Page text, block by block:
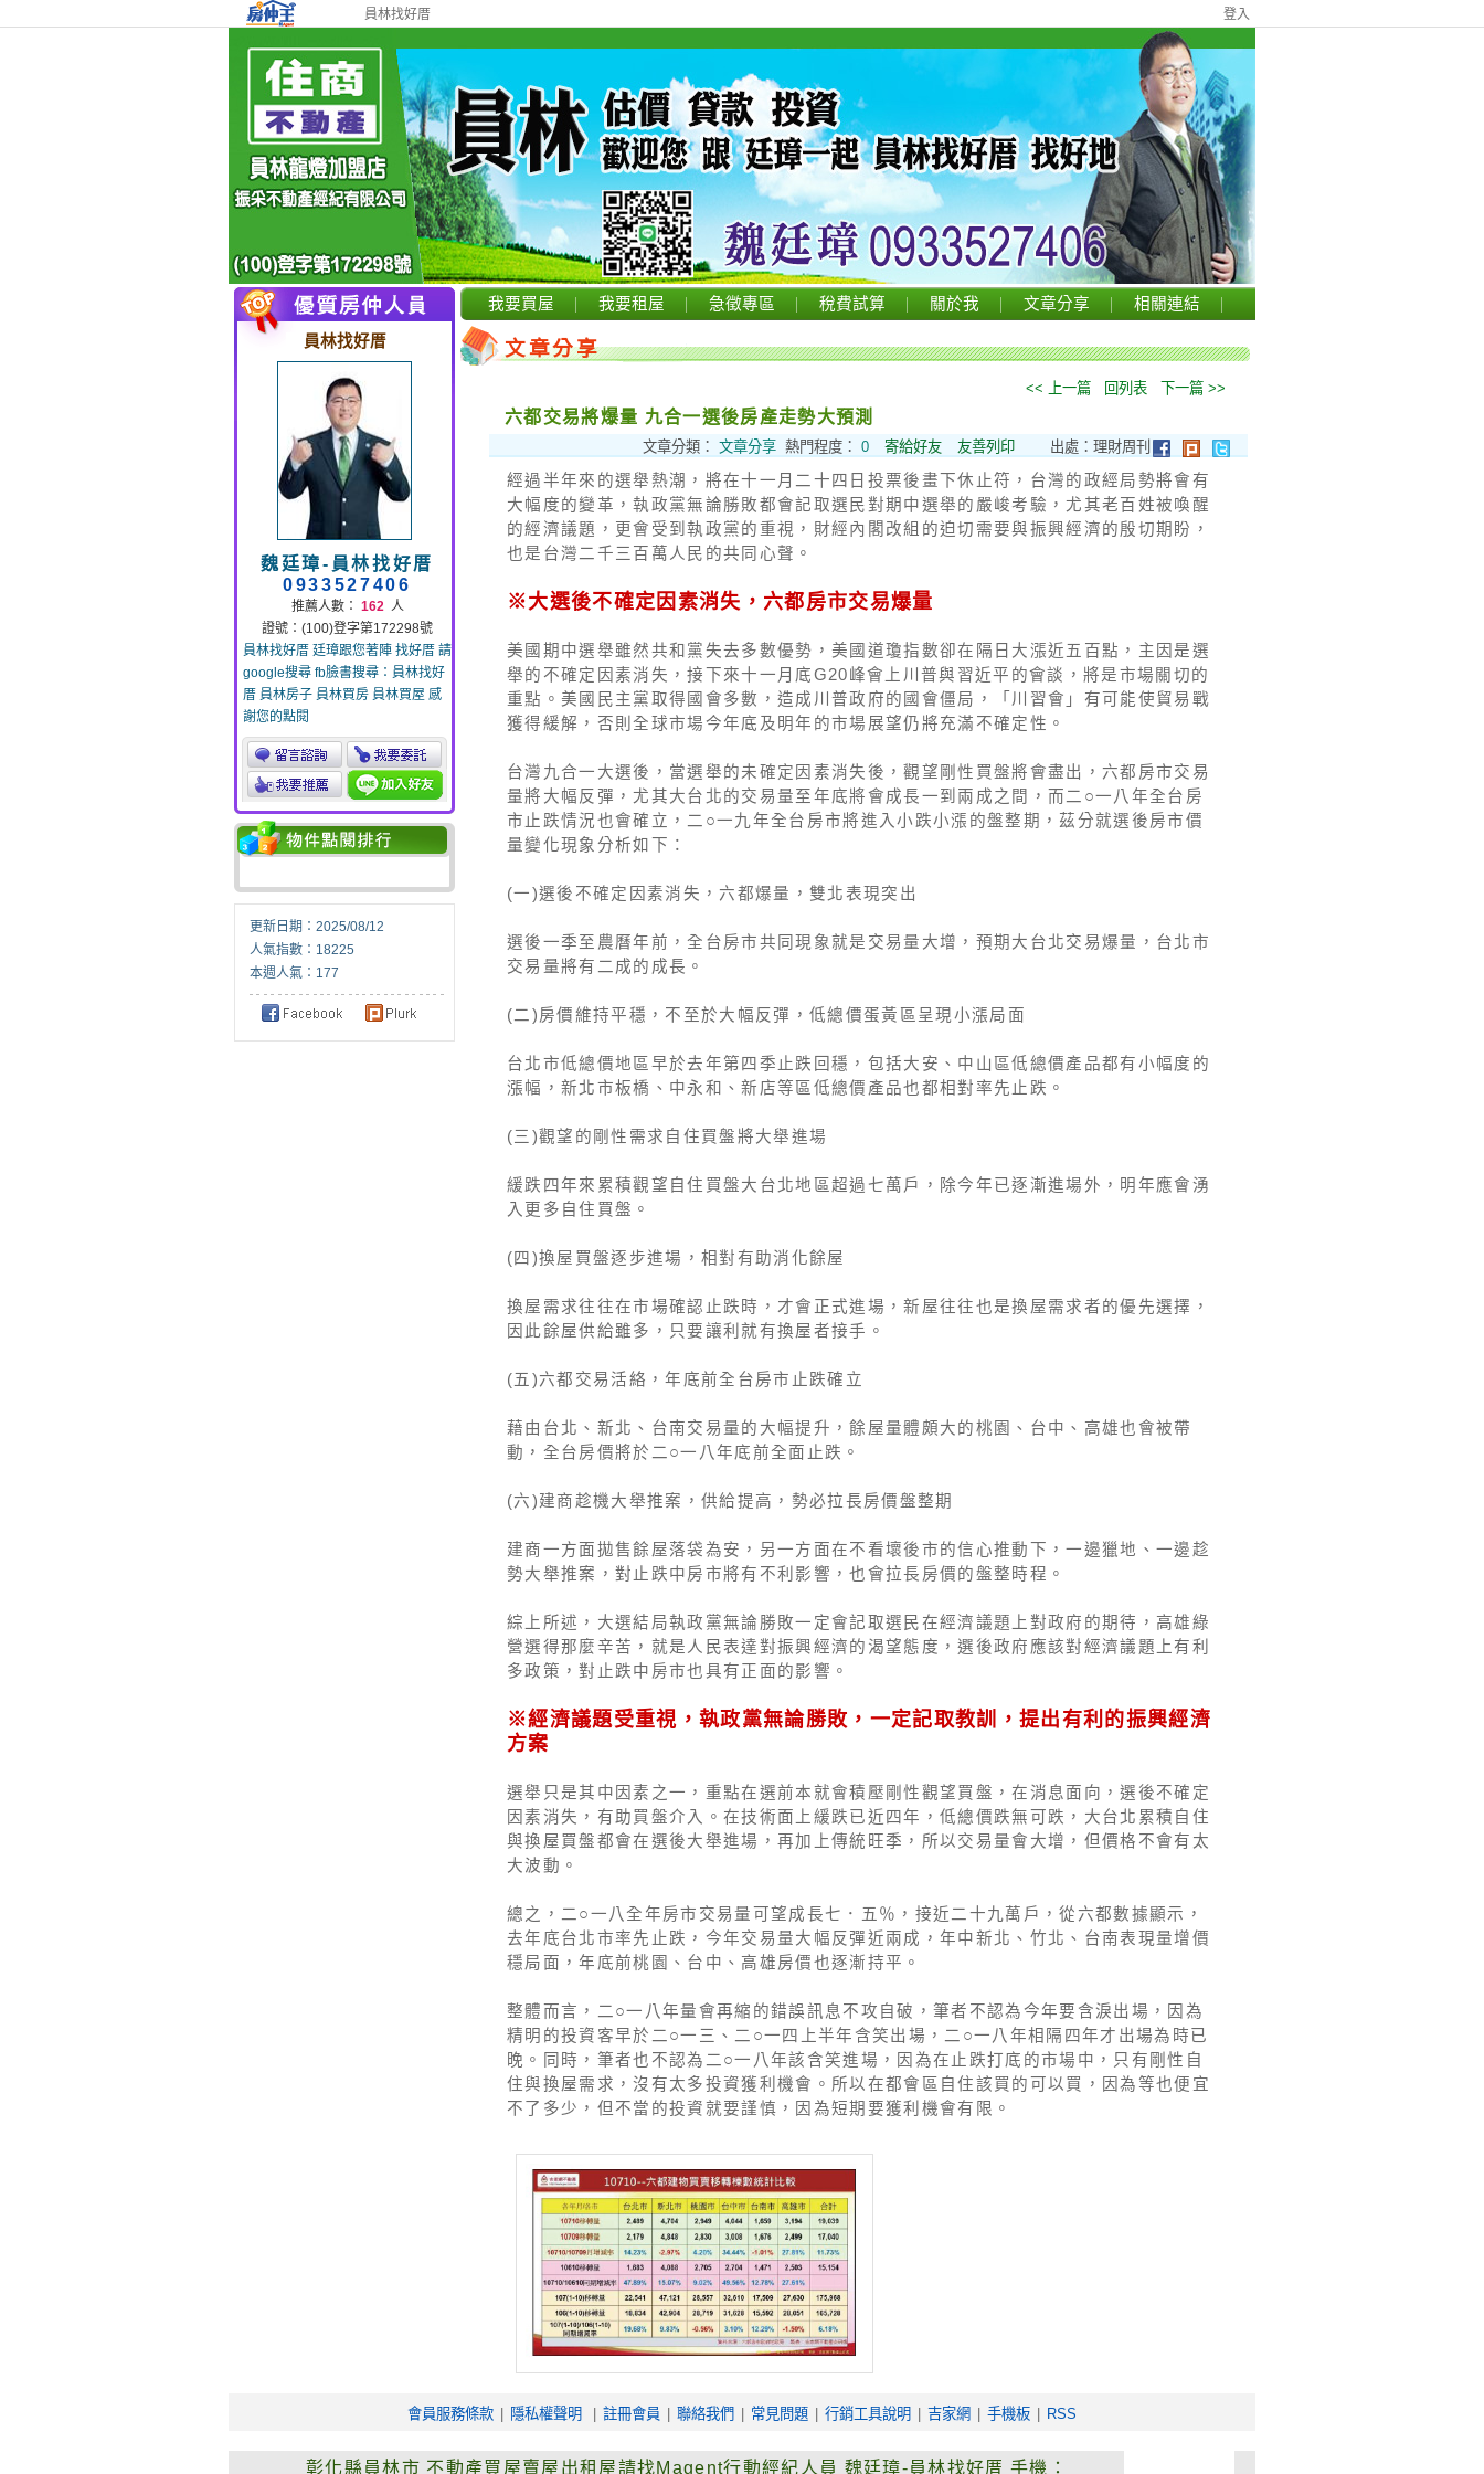
員林找好厝 登入
員林找好厝
魏廷璋-員林找好厝
0933527406
推薦人數： 162 人
證號：(100)登字第172298號
員林找好厝 廷璋跟您著陣 找好厝 請
google搜尋 fb臉書搜尋：員林找好
厝 員林房子 員林買房 員林買屋 感
謝您的點閱
更新日期：2025/08/12
人氣指數：18225
本週人氣：177
我要買屋 我要租屋 急徵專區 稅費試算 關於我 文章分享 相關連結
文章分享
<< 上一篇 回列表 下一篇 >>
六都交易將爆量 九合一選後房產走勢大預測
文章分類： 文章分享 熱門程度： 0 寄給好友 友善列印 出處：理財周刊
經過半年來的選舉熱潮，將在十一月二十四日投票後畫下休止符，台灣的政經局勢將會有
大幅度的變革，執政黨無論勝敗都會記取選民對期中選舉的嚴峻考驗，尤其老百姓被喚醒
的經濟議題，更會受到執政黨的重視，財經內閣改組的迫切需要與振興經濟的殷切期盼，
也是台灣二千三百萬人民的共同心聲。
※大選後不確定因素消失，六都房市交易爆量
美國期中選舉雖然共和黨失去多數優勢，美國道瓊指數卻在隔日大漲近五百點，主因是選
舉的不確定因素消失，接下來十一月底G20峰會上川普與習近平的會談，將是市場關切的
重點。美國民主黨取得國會多數，造成川普政府的國會僵局，「川習會」有可能使貿易戰
獲得緩解，否則全球市場今年底及明年的市場展望仍將充滿不確定性。
台灣九合一大選後，當選舉的未確定因素消失後，觀望剛性買盤將會盡出，六都房市交易
量將大幅反彈，尤其大台北的交易量至年底將會成長一到兩成之間，而二○一八年全台房
市止跌情況也會確立，二○一九年全台房市將進入小跌小漲的盤整期，茲分就選後房市價
量變化現象分析如下：
(一)選後不確定因素消失，六都爆量，雙北表現突出
選後一季至農曆年前，全台房市共同現象就是交易量大增，預期大台北交易爆量，台北市
交易量將有二成的成長。
(二)房價維持平穩，不至於大幅反彈，低總價蛋黃區呈現小漲局面
台北市低總價地區早於去年第四季止跌回穩，包括大安、中山區低總價產品都有小幅度的
漲幅，新北市板橋、中永和、新店等區低總價產品也都相對率先止跌。
(三)觀望的剛性需求自住買盤將大舉進場
緩跌四年來累積觀望自住買盤大台北地區超過七萬戶，除今年已逐漸進場外，明年應會湧
入更多自住買盤。
(四)換屋買盤逐步進場，相對有助消化餘屋
換屋需求往往在市場確認止跌時，才會正式進場，新屋往往也是換屋需求者的優先選擇，
因此餘屋供給雖多，只要讓利就有換屋者接手。
(五)六都交易活絡，年底前全台房市止跌確立
藉由台北、新北、台南交易量的大幅提升，餘屋量體頗大的桃園、台中、高雄也會被帶
動，全台房價將於二○一八年底前全面止跌。
(六)建商趁機大舉推案，供給提高，勢必拉長房價盤整期
建商一方面拋售餘屋落袋為安，另一方面在不看壞後市的信心推動下，一邊獵地、一邊趁
勢大舉推案，對止跌中房市將有不利影響，也會拉長房價的盤整時程。
綜上所述，大選結局執政黨無論勝敗一定會記取選民在經濟議題上對政府的期待，高雄綠
營選得那麼辛苦，就是人民表達對振興經濟的渴望態度，選後政府應該對經濟議題上有利
多政策，對止跌中房市也具有正面的影響。
※經濟議題受重視，執政黨無論勝敗，一定記取教訓，提出有利的振興經濟
方案
選舉只是其中因素之一，重點在選前本就會積壓剛性觀望買盤，在消息面向，選後不確定
因素消失，有助買盤介入。在技術面上緩跌已近四年，低總價跌無可跌，大台北累積自住
與換屋買盤都會在選後大舉進場，再加上傳統旺季，所以交易量會大增，但價格不會有太
大波動。
總之，二○一八全年房市交易量可望成長七．五％，接近二十九萬戶，從六都數據顯示，
去年底台北市率先止跌，今年交易量大幅反彈近兩成，年中新北、竹北、台南表現量增價
穩局面，年底前桃園、台中、高雄房價也逐漸持平。
整體而言，二○一八年量會再縮的錯誤訊息不攻自破，筆者不認為今年要含淚出場，因為
精明的投資客早於二○一三、二○一四上半年含笑出場，二○一八年相隔四年才出場為時已
晚。同時，筆者也不認為二○一八年該含笑進場，因為在止跌打底的市場中，只有剛性自
住與換屋需求，沒有太多投資獲利機會。所以在都會區自住該買的可以買，因為等也便宜
不了多少，但不當的投資就要謹慎，因為短期要獲利機會有限。
會員服務條款 隱私權聲明 註冊會員 聯絡我們 常見問題 行銷工具說明 吉家網 手機板 RSS
彰化縣員林市 不動產買屋賣屋出租屋請找Magent行動經紀人員 魏廷璋-員林找好厝 手機：